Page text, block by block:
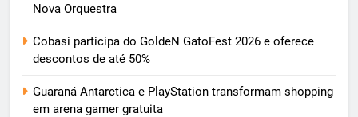
Nova Orquestra
Cobasi participa do GoldeN GatoFest 2026 e oferece
descontos de até 50%
Guaraná Antarctica e PlayStation transformam shopping
em arena gamer gratuita